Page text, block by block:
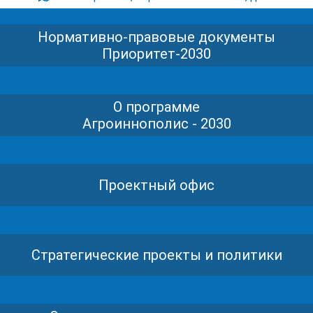
Нормативно-правовые документы
Приоритет-2030
О программе
Агроиннополис - 2030
Проектный офис
Стратегические проекты и политики